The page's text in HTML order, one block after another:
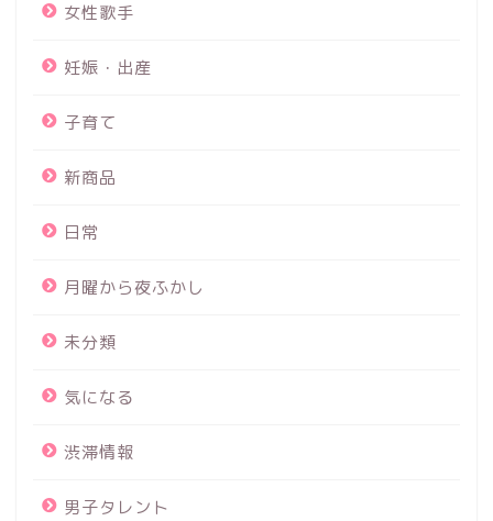
女性歌手
妊娠・出産
子育て
新商品
日常
月曜から夜ふかし
未分類
気になる
渋滞情報
男子タレント